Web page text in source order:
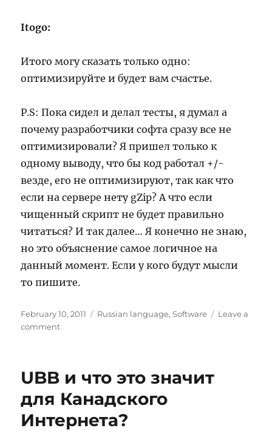
Itogo:
Итого могу сказать только одно:
оптимизируйте и будет вам счастье.
P.S: Пока сидел и делал тесты, я думал а
почему разработчики софта сразу все не
оптимизировали? Я пришел только к
одному выводу, что бы код работал +/-
везде, его не оптимизируют, так как что
если на сервере нету gZip? А что если
чищенный скрипт не будет правильно
читаться? И так далее… Я конечно не знаю,
но это объяснение самое логичное на
данный момент. Если у кого будут мысли
то пишите.
Posted
on
February 10, 2011 Categories
Russian language,Software
Leave a
commenton
CSS
JS
UBB и что это значит
для Канадского
Интернета?